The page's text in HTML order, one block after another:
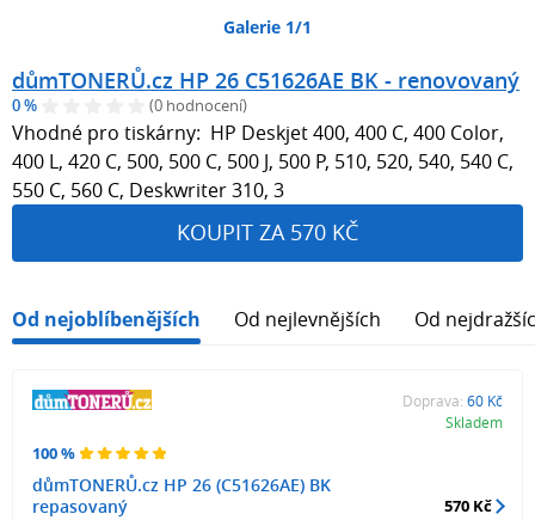
Galerie 1/1
důmTONERŮ.cz HP 26 C51626AE BK - renovovaný
0 % (0 hodnocení)
Vhodné pro tiskárny: HP Deskjet 400, 400 C, 400 Color,
400 L, 420 C, 500, 500 C, 500 J, 500 P, 510, 520, 540, 540 C,
550 C, 560 C, Deskwriter 310, 3
KOUPIT ZA 570 KČ
Od nejoblíbenějších Od nejlevnějších Od
100 %
důmTONERŮ.cz HP 26 (C51626AE) BK
repasovaný
Doprava: 60 Kč
Skladem
570 Kč